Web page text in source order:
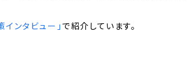
インタビュー」 で紹介しています。